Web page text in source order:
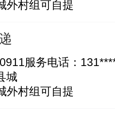
外村组可自提
服务电话：
城
外村组可自提